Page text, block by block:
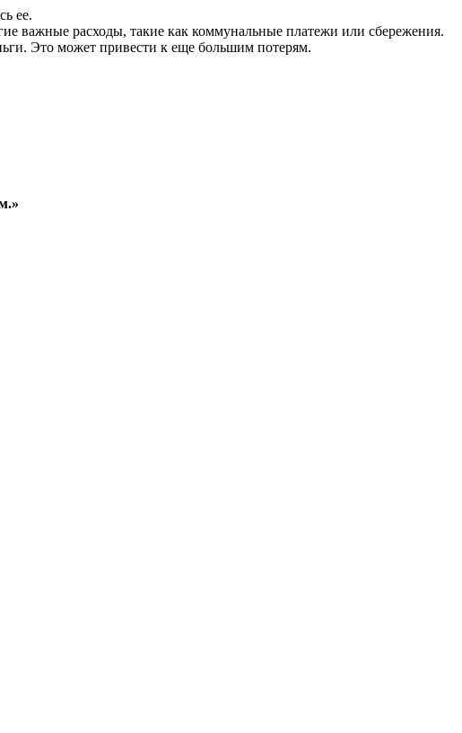
ее.
важные расходы, такие как коммунальные платежи или сбережения.
Это может привести к еще большим потерям.